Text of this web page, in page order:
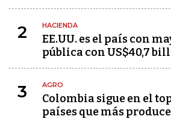
2 HACIENDA
EE.UU. es el país con
pública con US$40,7
3 AGRO
Colombia sigue en el
países que más